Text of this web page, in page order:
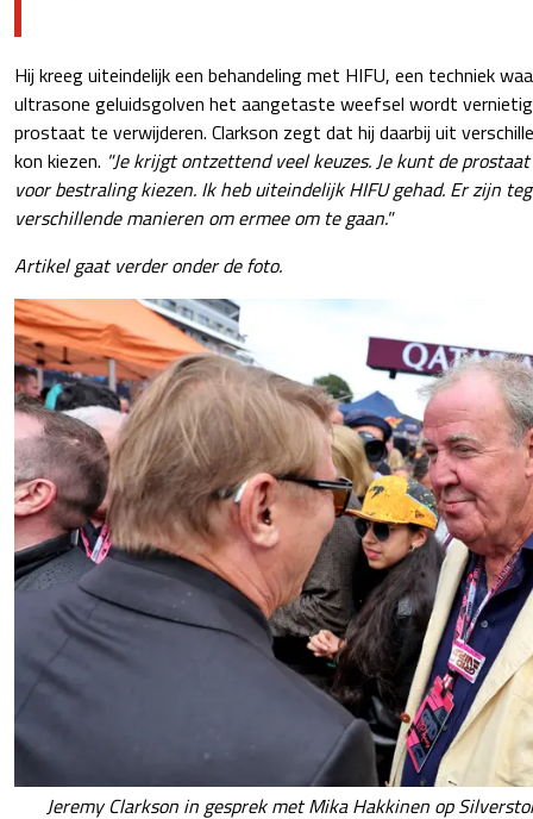
Hij kreeg uiteindelijk een behandeling met HIFU, een techniek
ultrasone geluidsgolven het aangetaste weefsel wordt
prostaat te verwijderen. Clarkson zegt dat hij daarbij uit
kon kiezen. "Je krijgt ontzettend veel keuzes. Je kunt de
voor bestraling kiezen. Ik heb uiteindelijk HIFU gehad. Er zijn
verschillende manieren om ermee om te gaan."
Artikel gaat verder onder de foto.
Jeremy Clarkson in gesprek met Mika Hakkinen op